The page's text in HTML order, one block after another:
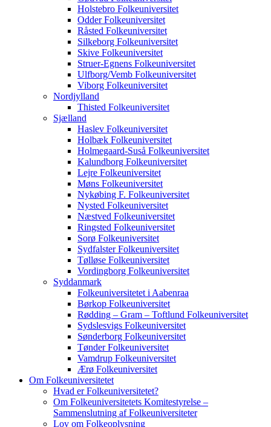
Holstebro Folkeuniversitet
Odder Folkeuniversitet
Råsted Folkeuniversitet
Silkeborg Folkeuniversitet
Skive Folkeuniversitet
Struer-Egnens Folkeuniversitet
Ulfborg/Vemb Folkeuniversitet
Viborg Folkeuniversitet
Nordjylland
Thisted Folkeuniversitet
Sjælland
Haslev Folkeuniversitet
Holbæk Folkeuniversitet
Holmegaard-Suså Folkeuniversitet
Kalundborg Folkeuniversitet
Lejre Folkeuniversitet
Møns Folkeuniversitet
Nykøbing F. Folkeuniversitet
Nysted Folkeuniversitet
Næstved Folkeuniversitet
Ringsted Folkeuniversitet
Sorø Folkeuniversitet
Sydfalster Folkeuniversitet
Tølløse Folkeuniversitet
Vordingborg Folkeuniversitet
Syddanmark
Folkeuniversitetet i Aabenraa
Børkop Folkeuniversitet
Rødding – Gram – Toftlund Folkeuniversitet
Sydslesvigs Folkeuniversitet
Sønderborg Folkeuniversitet
Tønder Folkeuniversitet
Vamdrup Folkeuniversitet
Ærø Folkeuniversitet
Om Folkeuniversitetet
Hvad er Folkeuniversitetet?
Om Folkeuniversitetets Komitestyrelse –
Sammenslutning af Folkeuniversiteter
Lov om Folkeoplysning